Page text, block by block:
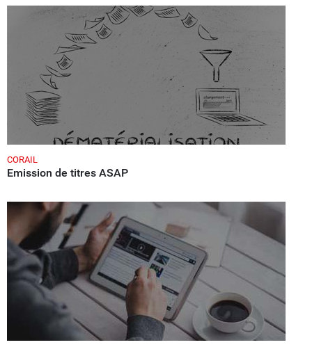
CORAIL
Emission de titres ASAP